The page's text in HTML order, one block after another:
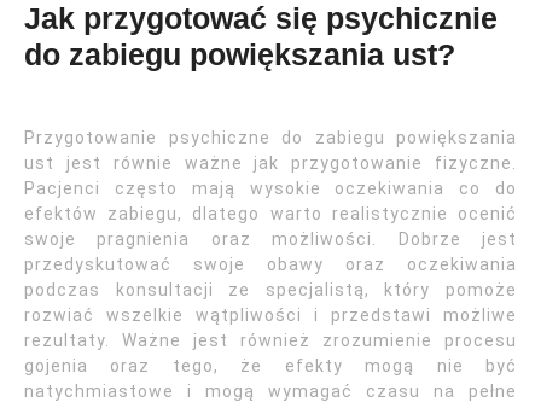
Jak przygotować się psychicznie
do zabiegu powiększania ust?
Przygotowanie psychiczne do zabiegu powiększania
ust jest równie ważne jak przygotowanie fizyczne.
Pacjenci często mają wysokie oczekiwania co do
efektów zabiegu, dlatego warto realistycznie ocenić
swoje pragnienia oraz możliwości. Dobrze jest
przedyskutować swoje obawy oraz oczekiwania
podczas konsultacji ze specjalistą, który pomoże
rozwiać wszelkie wątpliwości i przedstawi możliwe
rezultaty. Ważne jest również zrozumienie procesu
gojenia oraz tego, że efekty mogą nie być
natychmiastowe i mogą wymagać czasu na pełne